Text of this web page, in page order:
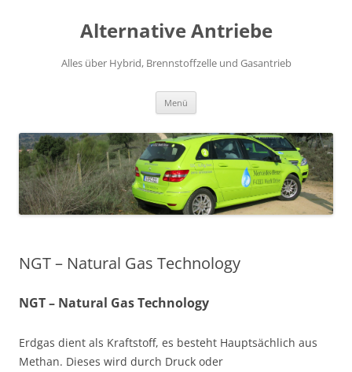
Alternative Antriebe
Alles über Hybrid, Brennstoffzelle und Gasantrieb
Menü
NGT – Natural Gas Technology
NGT – Natural Gas Technology
Erdgas dient als Kraftstoff, es besteht Hauptsächlich aus
Methan. Dieses wird durch Druck oder